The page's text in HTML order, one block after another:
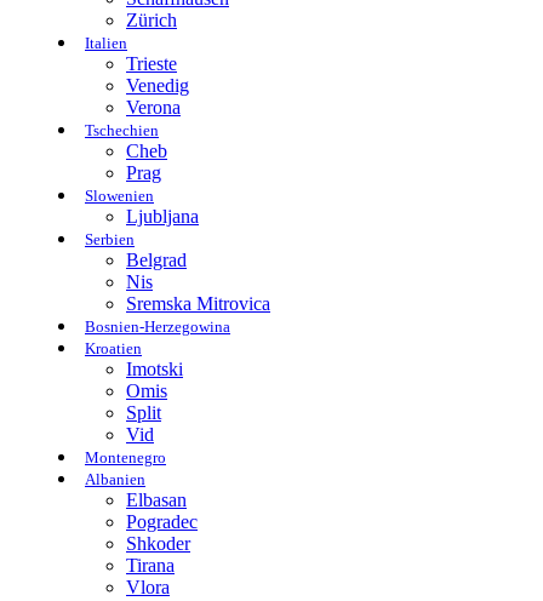
Zürich
Italien
Trieste
Venedig
Verona
Tschechien
Cheb
Prag
Slowenien
Ljubljana
Serbien
Belgrad
Nis
Sremska Mitrovica
Bosnien-Herzegowina
Kroatien
Imotski
Omis
Split
Vid
Montenegro
Albanien
Elbasan
Pogradec
Shkoder
Tirana
Vlora